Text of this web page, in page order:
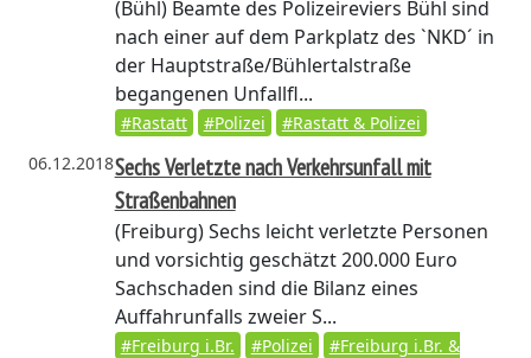
(Bühl)Beamte des Polizeireviers Bühl sind
nach einer auf dem Parkplatz des `NKD´ in
der Hauptstraße/Bühlertalstraße
begangenen Unfallfl...
#Rastatt #Polizei
#Rastatt & Polizei
06.12.2018Sechs Verletzte nach Verkehrsunfall mit
Straßenbahnen
(Freiburg)Sechs leicht verletzte Personen
und vorsichtig geschätzt 200.000 Euro
Sachschaden sind die Bilanz eines
Auffahrunfalls zweier S...
#Freiburg i.Br. #Polizei
#Freiburg i.Br. &